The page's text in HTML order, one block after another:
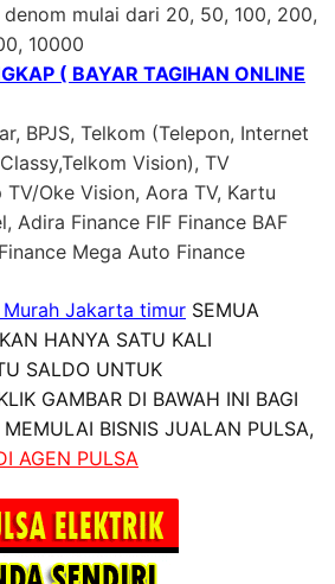
mulai dari 20, 50, 100, 200,
10000
( BAYAR TAGIHAN ONLINE
BPJS, Telkom (Telepon, Internet
Vision), TV
Oke Vision, Aora TV, Kartu
Adira Finance FIF Finance BAF
Mega Auto Finance
Murah Jakarta timur SEMUA
HANYA SATU KALI
SALDO UNTUK
GAMBAR DI BAWAH INI BAGI
BISNIS JUALAN PULSA,
AGEN PULSA